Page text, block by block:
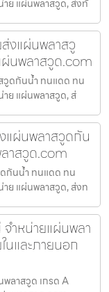
ย แผ่นพลาสวูด, ส่งทั
งแผ่นพลาสวู
นพลาสวูด.com
วูดกันน้ำ ทนแดด ทน
ย แผ่นพลาสวูด, ส่
แผ่นพลาสวูดกัน
าสวูด.com
กันน้ำ ทนแดด ทน
ย แผ่นพลาสวูด, ส่งท
ำหน่ายแผ่นพลา
นและภายนอก
ลาสวูด เกรด A